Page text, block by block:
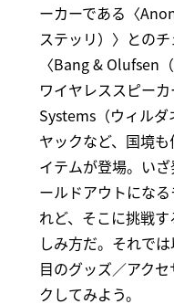
ーカーである〈
ステッリ）〉との
〈Bang & Olufsen
ワイヤレススピー
Systems（ウィル
ヤックなど、国境
イテムが登場。い
ールドアウトにな
れど、そこに挑戦
しみ方だ。それで
目のグッズ／アク
クしてみよう。